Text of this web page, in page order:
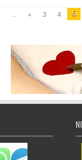
... « 3 4 5